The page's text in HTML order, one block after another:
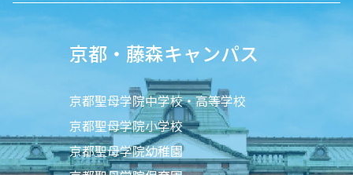
京都・藤森キャンパス
京都聖母学院中学校・高等学校
京都聖母学院小学校
京都聖母学院幼稚園